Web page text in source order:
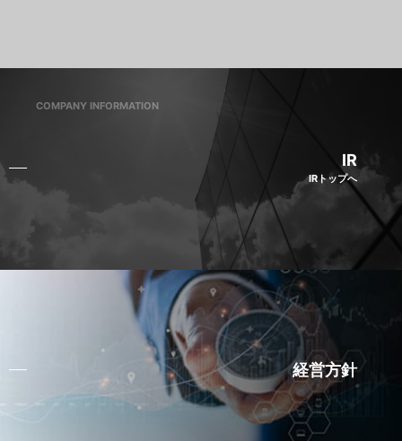
COMPANY INFORMATION
IR
IRトップへ
経営方針